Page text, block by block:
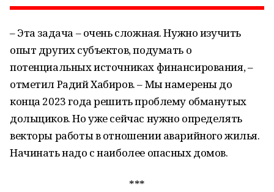
– Эта задача – очень сложная. Нужно изучить
опыт других субъектов, подумать о
потенциальных источниках финансирования, –
отметил Радий Хабиров. – Мы намерены до
конца 2023 года решить проблему обманутых
дольщиков. Но уже сейчас нужно определять
векторы работы в отношении аварийного жилья.
Начинать надо с наиболее опасных домов.
***